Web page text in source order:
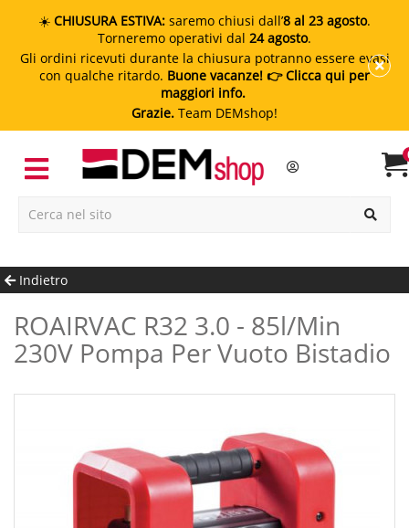
☀️ CHIUSURA ESTIVA: saremo chiusi dall’8 al 23 agosto.
Torneremo operativi dal 24 agosto.
Gli ordini ricevuti durante la chiusura potranno essere evasi
con qualche ritardo. Buone vacanze! 👉 Clicca qui per
maggiori info.
Grazie. Team DEMshop!
Indietro
ROAIRVAC R32 3.0 - 85l/min
230V Pompa Per Vuoto Bistadio